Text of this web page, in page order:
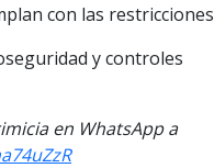
con las restricciones
y controles
en WhatsApp a